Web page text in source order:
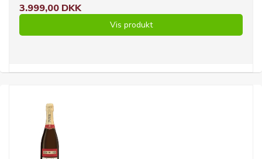
3.999,00 DKK
Vis produkt